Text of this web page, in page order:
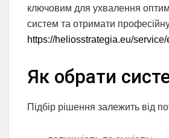
ключовим для ухвалення
систем та отримати
https://heliosstrategia.eu/
Як обрати
Підбір рішення залежить від